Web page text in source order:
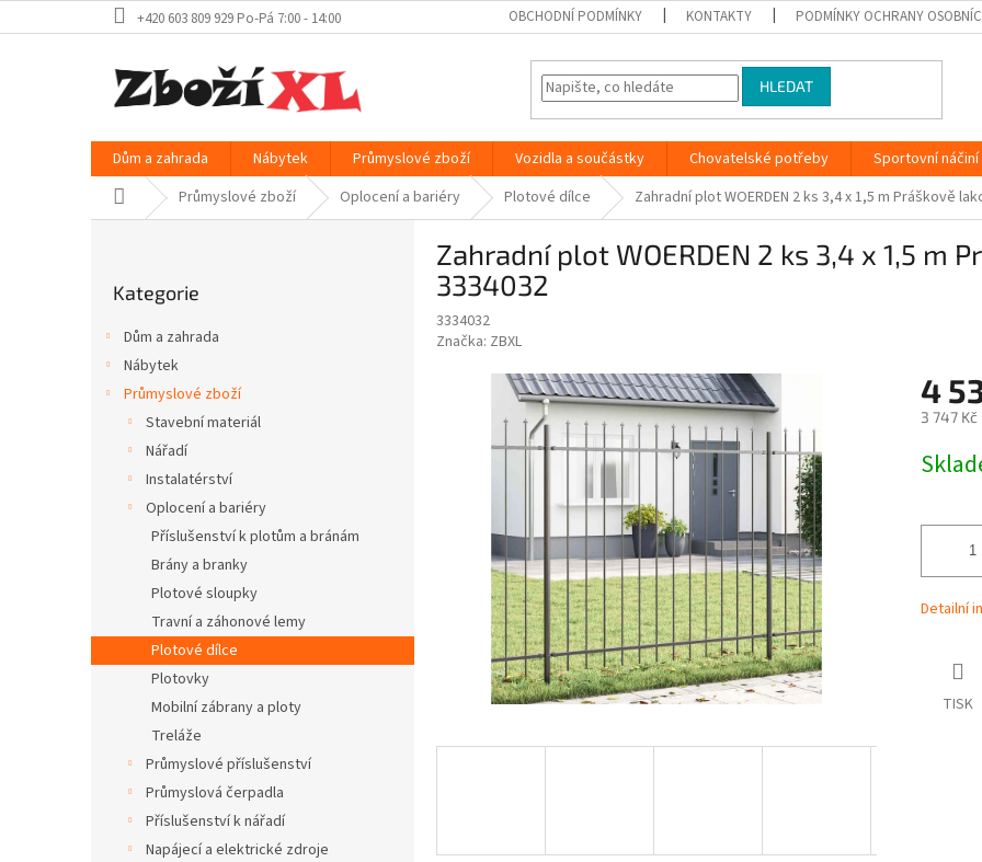
na
+420 603 809 929 Po-Pá 7:00 - 14:00 OBCHODNÍ PODMÍNKY KONTAKTY PODMÍNKY OCHRANY
HLEDAT
Dům a zahrada Nábytek Průmyslové zboží Vozidla a součástky Chovatelské potřeby Sportovní náčiní
Domů Průmyslové zboží Oplocení a bariéry Plotové dílce Zahradní plot WOERDEN 2 ks 3,4 x 1,5 m Práškově
kategorie
Kategorie
Dům a zahrada
Nábytek
Průmyslové zboží
Stavební materiál
Nářadí
Instalatérství
Oplocení a bariéry
Příslušenství k plotům a bránám
Brány a branky
Plotové sloupky
Travní a záhonové lemy
Plotové dílce
Plotovky
Mobilní zábrany a ploty
Treláže
Průmyslové příslušenství
Průmyslová čerpadla
Příslušenství k nářadí
Napájecí a elektrické zdroje
Zahradní plot WOERDEN 2 ks 3,4 x 1,5 m
3334032
3334032
Značka: ZBXL
4
3 747 Kč
cena:
Detailní
TISK